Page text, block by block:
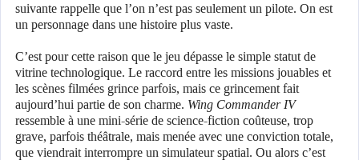
suivante rappelle que l’on n’est pas seulement un pilote. On est
un personnage dans une histoire plus vaste.
C’est pour cette raison que le jeu dépasse le simple statut de
vitrine technologique. Le raccord entre les missions jouables et
les scènes filmées grince parfois, mais ce grincement fait
aujourd’hui partie de son charme. Wing Commander IV
ressemble à une mini-série de science-fiction coûteuse, trop
grave, parfois théâtrale, mais menée avec une conviction totale,
que viendrait interrompre un simulateur spatial. Ou alors c’est